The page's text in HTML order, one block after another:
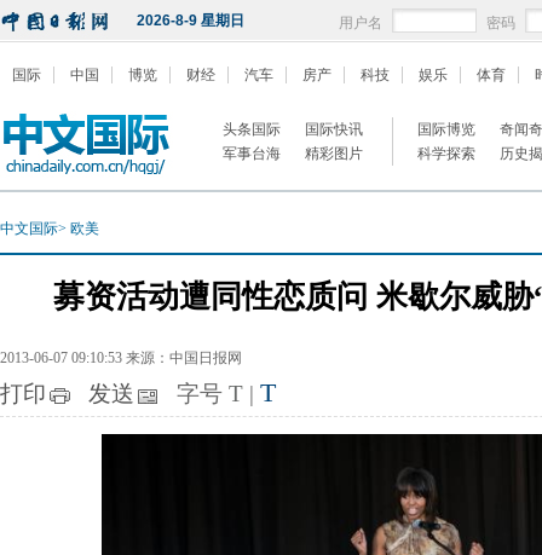
2026-8-9 星期日 用户名 密码
国际 中国 博览 财经 汽车 房产 科技 娱乐 体育
头条国际
国际快讯
军事台海
精彩图片
国际博览
奇闻
科学探索
历史
中文国际> 欧美
募资活动遭同性恋质问 米歇尔威胁
2013-06-07 09:10:53 来源：中国日报网
打印 发送 字号 T | T